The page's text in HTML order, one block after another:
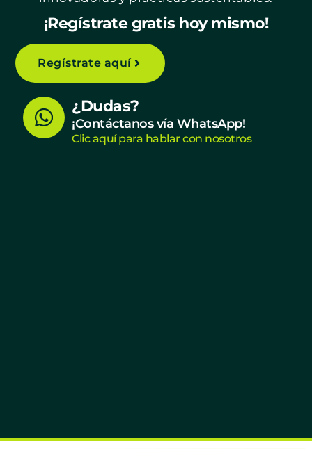
¡Regístrate gratis hoy mismo!
Regístrate aquí
W
h
¿Dudas?
¡Contáctanos vía WhatsApp!
Clic aquí para hablar con nosotros